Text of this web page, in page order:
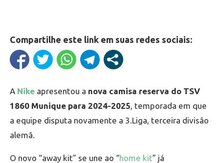
Compartilhe este link em suas redes sociais:
A Nike apresentou a nova camisa reserva do TSV
1860 Munique para 2024-2025, temporada em que
a equipe disputa novamente a 3.Liga, terceira divisão
alemã.
O novo “away kit” se une ao “home kit” já